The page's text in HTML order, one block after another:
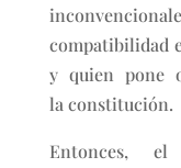
compatibilidad
y quien pone
la constitución.
Entonces,